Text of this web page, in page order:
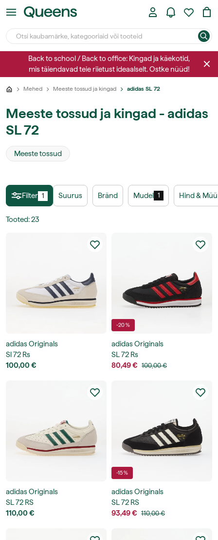
Back to school / Back to office: Kingad ja käekotid,
mis täiendavad teie riietust ideaalselt. Ostke nüüd!
Mehed Meeste tossud ja kingad adidas SL 72
Meeste tossud ja kingad - adidas
SL 72
Meeste tossud
Filter 1 Suurus Bränd Mudel 1 Hind &
Tooted:23
adidas Originals
Sl 72 Rs
100,00 €
-20 %
adidas Originals
SL 72 Rs
80,49 € 100,00 €
adidas Originals
SL 72 RS
110,00 €
-15 %
adidas Originals
SL 72 RS
93,49 € 110,00 €